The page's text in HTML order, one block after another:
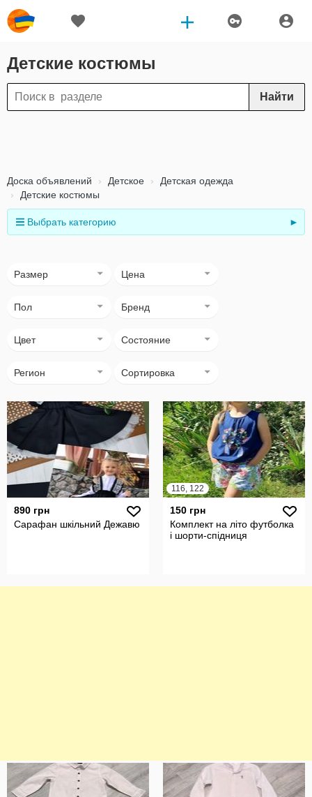
Детские костюмы
Найти
Доска объявлений Детское
Детская одежда
Детские костюмы
Выбрать категорию ►
Размер Цена
Пол Бренд
Цвет Состояние
Регион Сортировка
890 грн
Сарафан шкільний Дежавю
116, 122
150 грн
Комплект на літо футболка
і шорти-спідниця